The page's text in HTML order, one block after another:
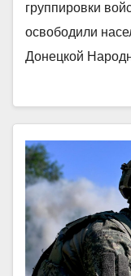
группировки
освободили
Донецкой